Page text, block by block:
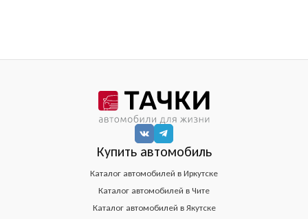
Купить автомобиль
Каталог автомобилей в Иркутске
Каталог автомобилей в Чите
Каталог автомобилей в Якутске